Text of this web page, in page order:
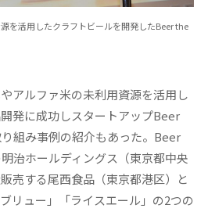
を活用したクラフトビールを開発したBeer the
アルファ米の未利用資源を活用し
発に成功しスタートアップBeer
組み事例の紹介もあった。Beer
治ホールディングス（東京都中央
売する尾西食品（東京都港区）と
リュー」「ライスエール」の2つの